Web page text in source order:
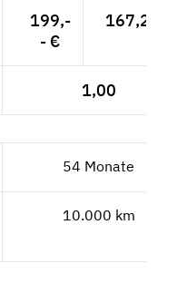
199,-
- €
167,23 €
1,00
54 Monate
10.000 km